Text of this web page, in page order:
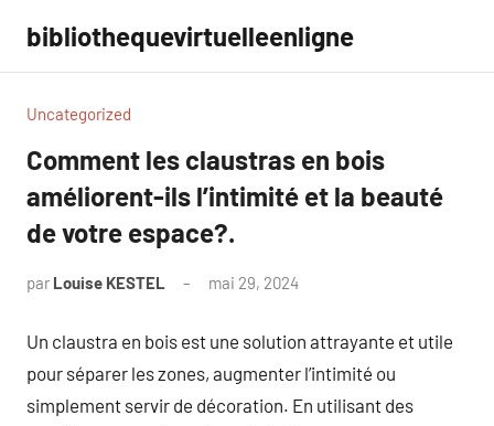
contenu
bibliothequevirtuelleenligne
Uncategorized
Comment les claustras en bois
améliorent-ils l’intimité et la beauté
de votre espace?.
par Louise KESTEL mai 29, 2024
Un claustra en bois est une solution attrayante et utile
pour séparer les zones, augmenter l’intimité ou
simplement servir de décoration. En utilisant des